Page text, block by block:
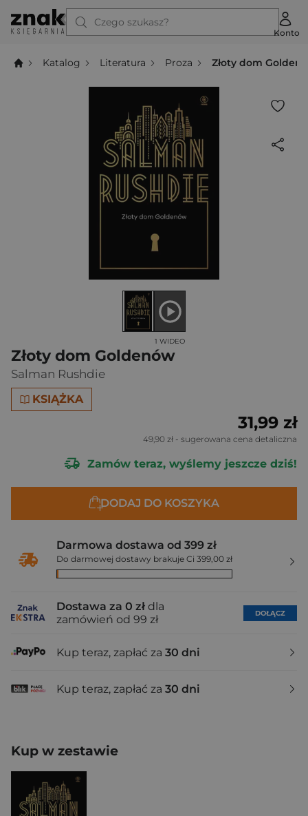
Czego szukasz?
Konto
Katalog Literatura Proza Złoty dom
Złoty dom Goldenów
Salman Rushdie
KSIĄŻKA
1 WIDEO
31,99 zł
49,90 zł - sugerowana cena detaliczna
Zamów teraz, wyślemy jeszcze dziś!
DODAJ DO KOSZYKA
Darmowa dostawa od 399 zł
Do darmowej dostawy brakuje Ci 399,00 zł
Dostawa za 0 zł dla
zamówień od 99 zł
DOŁĄCZ
Kup teraz, zapłać za 30 dni
Kup teraz, zapłać za 30 dni
Kup w zestawie